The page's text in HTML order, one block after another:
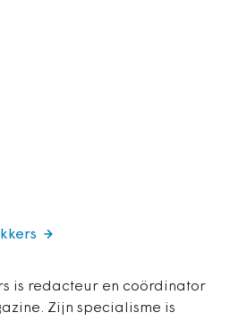
is redacteur en coördinator
Zijn specialisme is